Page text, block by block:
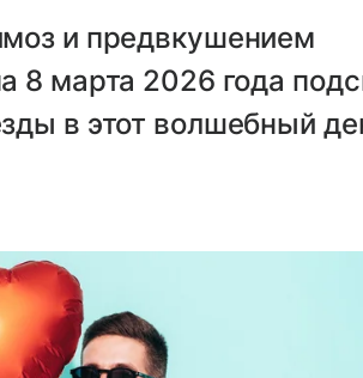
и предвкушением
8 марта 2026 года
в этот волшебный